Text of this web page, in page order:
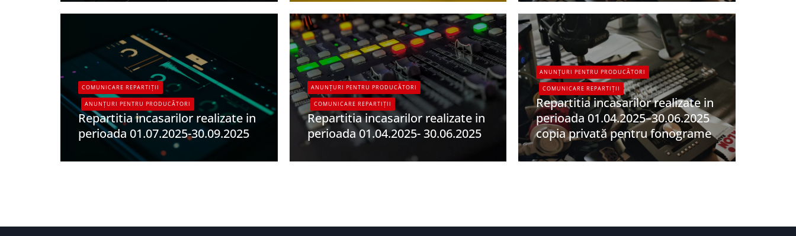
COMUNICARE REPARTIȚII
ANUNȚURI PENTRU PRODUCĂTORI
Repartitia incasarilor realizate in
perioada 01.07.2025-30.09.2025
ANUNȚURI PENTRU PRODUCĂTORI
COMUNICARE REPARTIȚII
Repartitia incasarilor realizate in
perioada 01.04.2025- 30.06.2025
ANUNȚURI PENTRU PRODUCĂTORI
COMUNICARE REPARTIȚII
Repartitia incasarilor realizate in
perioada 01.04.2025–30.06.2025
copia privată pentru fonograme
UPFR